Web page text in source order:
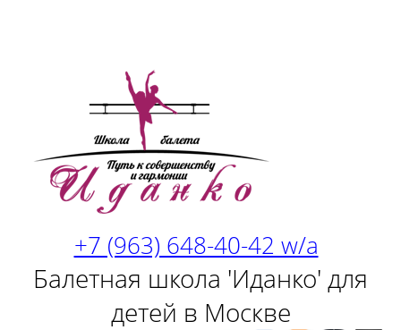
+7 (963) 648-40-42 w/a
Балетная школа 'Иданко' для
детей в Москве